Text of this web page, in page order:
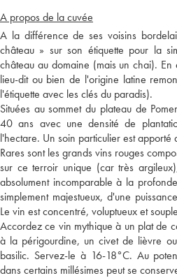
A propos de la cuvée
A la différence de ses voisins
château » sur son étiquette pour la
château au domaine (mais un chai).
lieu-dit ou bien de l'origine latine
l'étiquette avec les clés du paradis).
Situées au sommet du plateau de
40 ans avec une densité de
l'hectare. Un soin particulier est apporté
Rares sont les grands vins rouges
sur ce terroir unique (car très
absolument incomparable à la
simplement majestueux, d'une
Le vin est concentré, voluptueux et
Accordez ce vin mythique à un plat de
à la périgourdine, un civet de lièvre
basilic. Servez-le à 16-18°C. Au
dans certains millésimes peut se